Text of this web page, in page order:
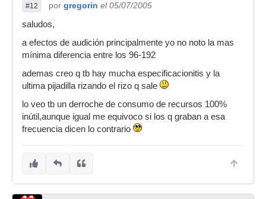
#12 por gregorin el 05/07/2005
saludos,
a efectos de audición principalmente yo no noto la mas
mínima diferencia entre los 96-192
ademas creo q tb hay mucha especificacionitis y la
ultima pijadilla rizando el rizo q sale
lo veo tb un derroche de consumo de recursos 100%
inútil,aunque igual me equivoco si los q graban a esa
frecuencia dicen lo contrario